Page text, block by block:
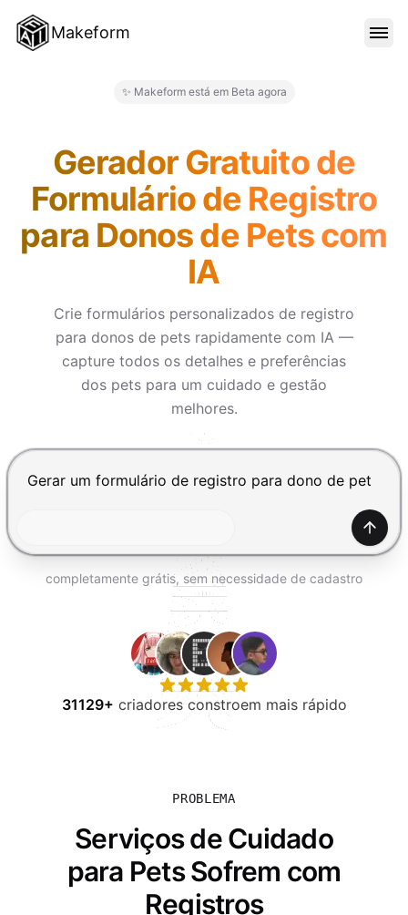
Makeform
BLOG
ENTRAR
EXPERIMENTE GRÁTIS
✨ Makeform está em Beta agora
Gerador Gratuito de
Formulário de Registro
para Donos de Pets com
IA
Crie formulários personalizados de registro
para donos de pets rapidamente com IA —
capture todos os detalhes e preferências
dos pets para um cuidado e gestão
melhores.
Pressione Enter para enviar, Shift+Enter para
Gerar
completamente grátis, sem necessidade de cadastro
31129+ criadores constroem mais rápido
PROBLEMA
Serviços de Cuidado
para Pets Sofrem com
Registros